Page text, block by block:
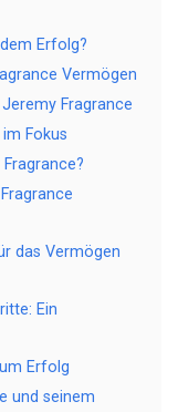
Erfolg?
Vermögen
Fragrance
Fokus
das Vermögen
Ein
Erfolg
und seinem